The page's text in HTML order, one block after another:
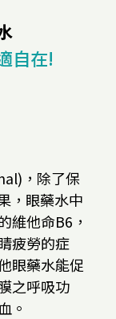
自在!
，除了保
，眼藥水中
維他命B6，
疲勞的症
眼藥水能促
之呼吸功
。